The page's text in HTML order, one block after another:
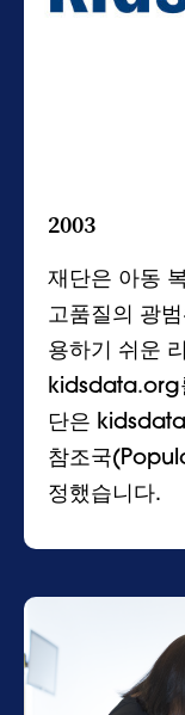
2003
재단은 아동
고품질의 광
용하기 쉬운
kidsdata.org
단은
참조국
정했습니다.